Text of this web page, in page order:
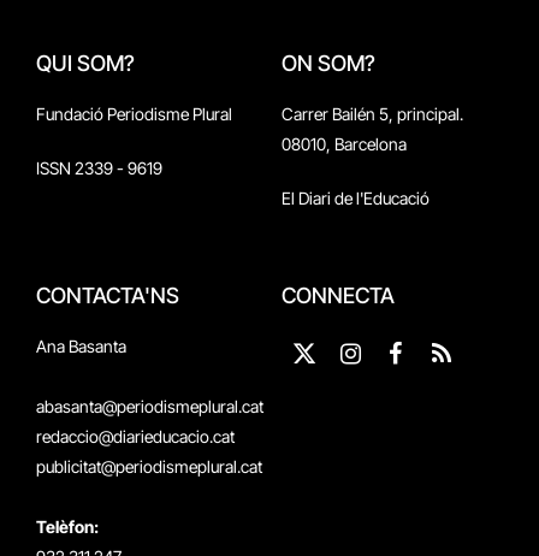
QUI SOM?
Fundació Periodisme Plural
ISSN 2339 - 9619
ON SOM?
Carrer Bailén 5, principal.
08010, Barcelona
El Diari de l'Educació
CONTACTA'NS
Ana Basanta
abasanta@periodismeplural.cat
redaccio@diarieducacio.cat
publicitat@periodismeplural.cat
Telèfon:
CONNECTA
X
Instagram
Facebook
RSS